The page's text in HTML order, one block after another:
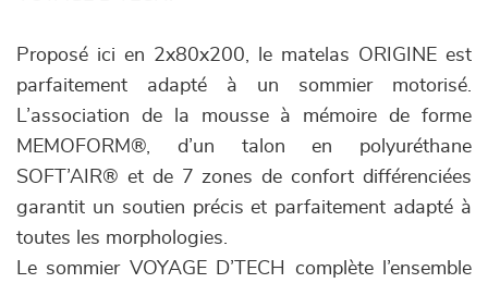
Proposé ici en 2x80x200, le matelas ORIGINE est
parfaitement adapté à un sommier motorisé.
L’association de la mousse à mémoire de forme
MEMOFORM®, d’un talon en polyuréthane
SOFT’AIR® et de 7 zones de confort différenciées
garantit un soutien précis et parfaitement adapté à
toutes les morphologies.
Le sommier VOYAGE D’TECH complète l’ensemble